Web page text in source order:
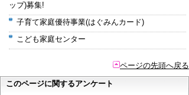
ップ)募集!
子育て家庭優待事業(はぐみんカード)
こども家庭センター
ページの先頭へ戻る
このページに関するアンケート